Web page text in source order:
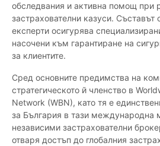
обследвания и активна помощ при
застрахователни казуси. Съставът
експерти осигурява
насочени към гарантиране на
за клиентите.
Сред основните предимства на
стратегическото й членство в
Network (WBN), като тя е
за България в тази международна
независими застрахователни
отваря достъп до глобалния